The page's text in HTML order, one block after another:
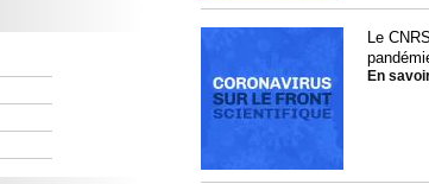
Le
En